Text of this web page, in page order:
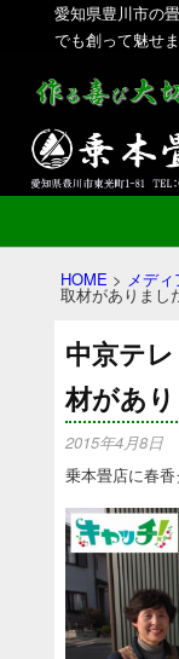
愛知県豊川市の
でも創って魅せ
HOME > メデ
取材がありまし
中京テ
材があ
2015年4月8日
乗本畳店に春香